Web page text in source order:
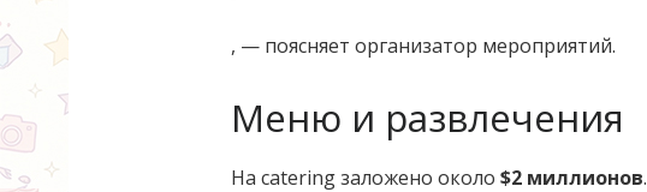
, — поясняет организатор мероприятий.
Меню и развлечения
На catering заложено около $2 миллионов